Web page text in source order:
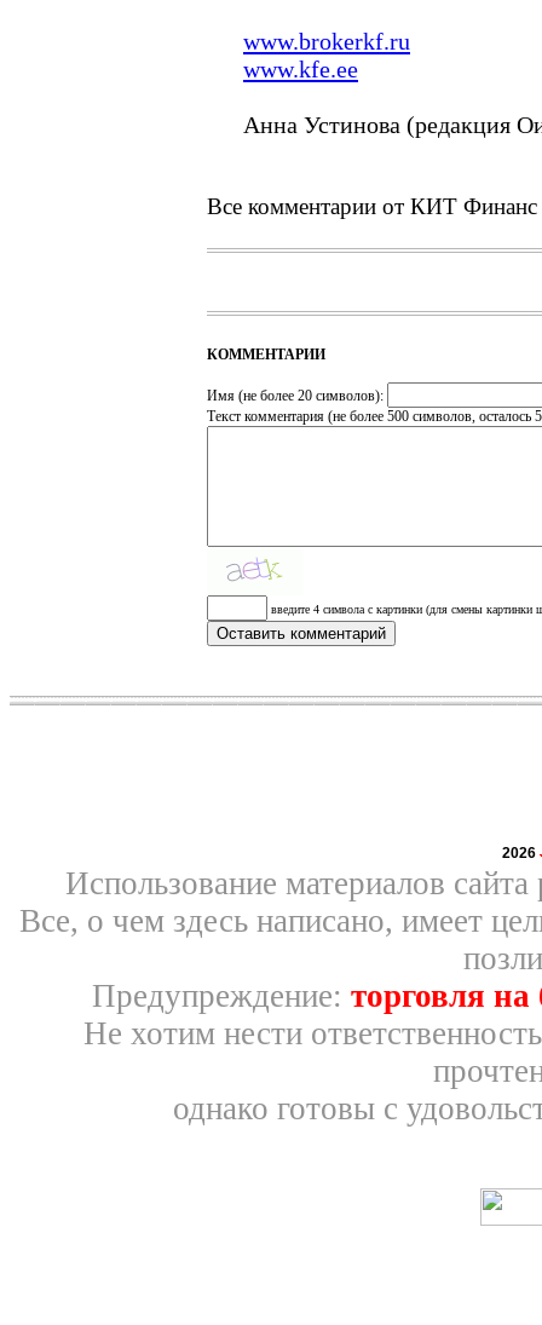
www.brokerkf.ru
www.kfe.ee
Анна Устинова (редакция
Все комментарии от КИТ
КОММЕНТАРИИ
Имя (не более 20 символов):
Текст комментария (не более 500 символов, осталось
введите 4 символа с картинки (для смены картинки
2026
Использование материалов
Все, о чем здесь написано, имеет
Предупреждение: торговля
Не хотим нести
однако готовы с